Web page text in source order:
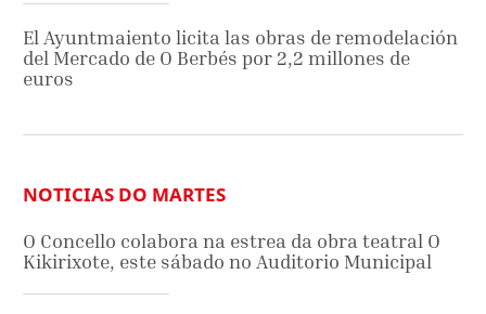
El Ayuntmaiento licita las obras de remodelación
del Mercado de O Berbés por 2,2 millones de
euros
NOTICIAS DO MARTES
O Concello colabora na estrea da obra teatral O
Kikirixote, este sábado no Auditorio Municipal